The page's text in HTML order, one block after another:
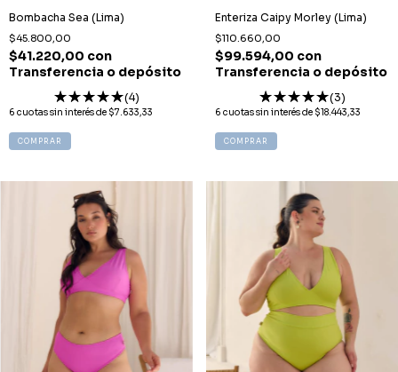
Bombacha Sea (Lima)
$45.800,00
$41.220,00 con
Transferencia o depósito
(4)
6 cuotas sin interés de $7.633,33
COMPRAR
Enteriza Caipy Morley (Lima)
$110.660,00
$99.594,00 con
Transferencia o depósito
(3)
6 cuotas sin interés de $18.443,33
COMPRAR